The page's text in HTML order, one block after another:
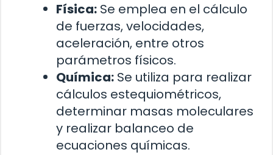
Física: Se emplea en el cálculo
de fuerzas, velocidades,
aceleración, entre otros
parámetros físicos.
Química: Se utiliza para realizar
cálculos estequiométricos,
determinar masas moleculares
y realizar balanceo de
ecuaciones químicas.